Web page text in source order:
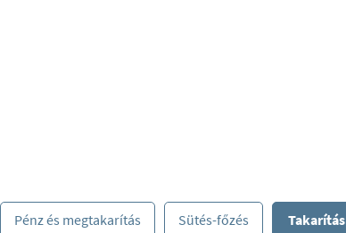
Pénz és megtakarítás Sütés-főzés Takarítás